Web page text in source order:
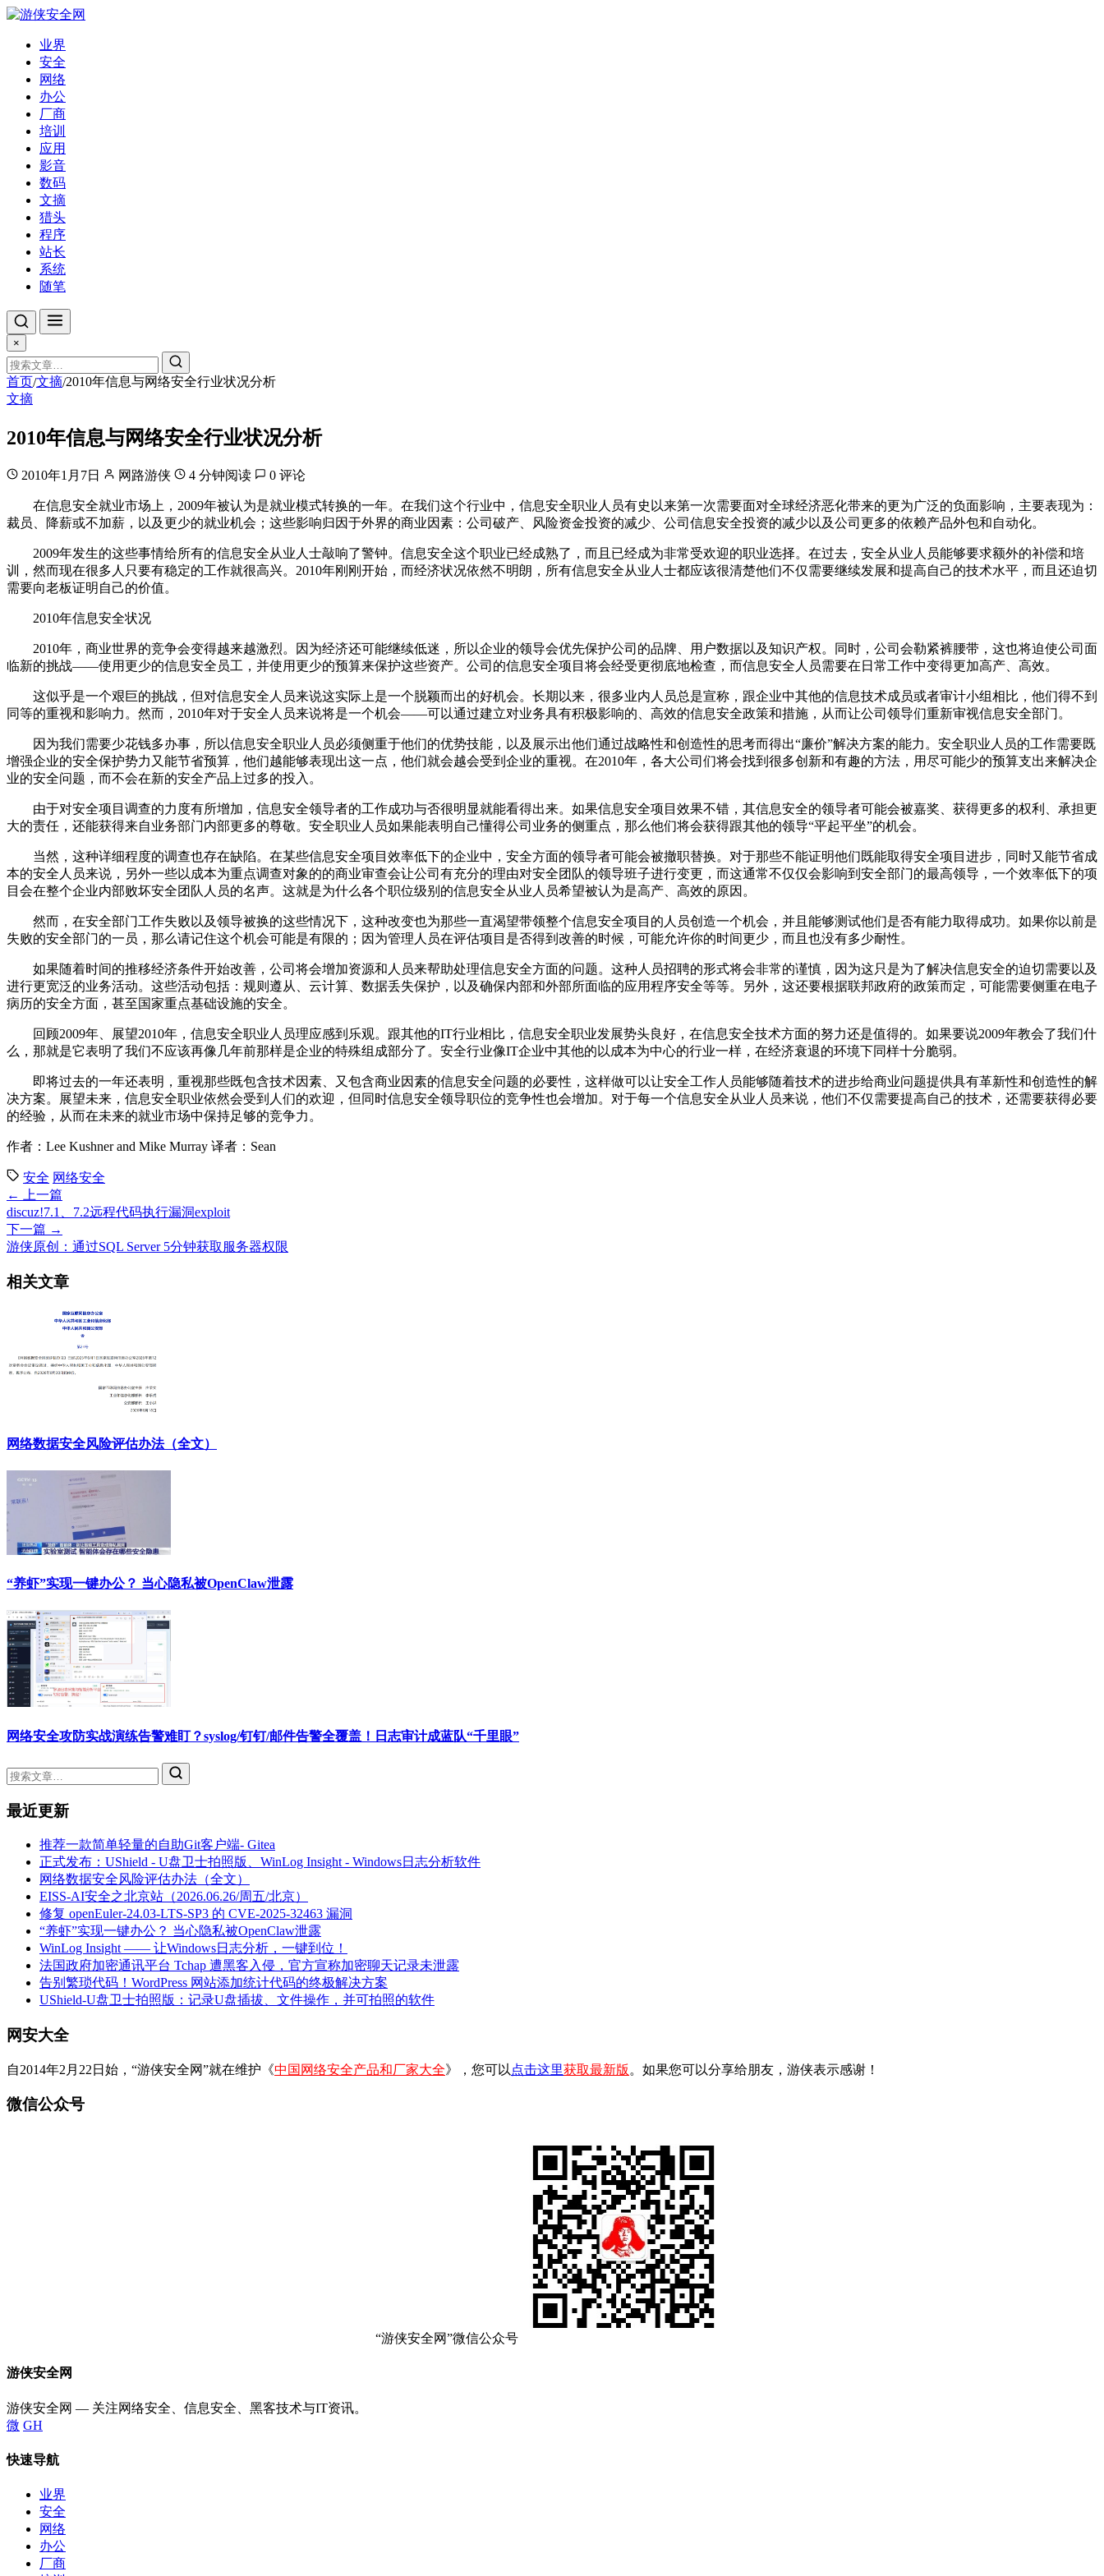
业界
安全
网络
办公
厂商
培训
应用
影音
数码
文摘
猎头
程序
站长
系统
随笔
×
首页/文摘/2010年信息与网络安全行业状况分析
文摘
2010年信息与网络安全行业状况分析
2010年1月7日 网路游侠 4 分钟阅读 0 评论
在信息安全就业市场上，2009年被认为是就业模式转换的一年。在我们这个行业中，信息安全职业人员有史以来第一次需要面对全球经济恶化带来的更为广泛的负面影响，主要表现为：
裁员、降薪或不加薪，以及更少的就业机会；这些影响归因于外界的商业因素：公司破产、风险资金投资的减少、公司信息安全投资的减少以及公司更多的依赖产品外包和自动化。
2009年发生的这些事情给所有的信息安全从业人士敲响了警钟。信息安全这个职业已经成熟了，而且已经成为非常受欢迎的职业选择。在过去，安全从业人员能够要求额外的补偿和培
训，然而现在很多人只要有稳定的工作就很高兴。2010年刚刚开始，而经济状况依然不明朗，所有信息安全从业人士都应该很清楚他们不仅需要继续发展和提高自己的技术水平，而且还迫切
需要向老板证明自己的价值。
2010年信息安全状况
2010年，商业世界的竞争会变得越来越激烈。因为经济还可能继续低迷，所以企业的领导会优先保护公司的品牌、用户数据以及知识产权。同时，公司会勒紧裤腰带，这也将迫使公司面
临新的挑战——使用更少的信息安全员工，并使用更少的预算来保护这些资产。公司的信息安全项目将会经受更彻底地检查，而信息安全人员需要在日常工作中变得更加高产、高效。
这似乎是一个艰巨的挑战，但对信息安全人员来说这实际上是一个脱颖而出的好机会。长期以来，很多业内人员总是宣称，跟企业中其他的信息技术成员或者审计小组相比，他们得不到
同等的重视和影响力。然而，2010年对于安全人员来说将是一个机会——可以通过建立对业务具有积极影响的、高效的信息安全政策和措施，从而让公司领导们重新审视信息安全部门。
因为我们需要少花钱多办事，所以信息安全职业人员必须侧重于他们的优势技能，以及展示出他们通过战略性和创造性的思考而得出“廉价”解决方案的能力。安全职业人员的工作需要既
增强企业的安全保护势力又能节省预算，他们越能够表现出这一点，他们就会越会受到企业的重视。在2010年，各大公司们将会找到很多创新和有趣的方法，用尽可能少的预算支出来解决企
业的安全问题，而不会在新的安全产品上过多的投入。
由于对安全项目调查的力度有所增加，信息安全领导者的工作成功与否很明显就能看得出来。如果信息安全项目效果不错，其信息安全的领导者可能会被嘉奖、获得更多的权利、承担更
大的责任，还能获得来自业务部门内部更多的尊敬。安全职业人员如果能表明自己懂得公司业务的侧重点，那么他们将会获得跟其他的领导“平起平坐”的机会。
当然，这种详细程度的调查也存在缺陷。在某些信息安全项目效率低下的企业中，安全方面的领导者可能会被撤职替换。对于那些不能证明他们既能取得安全项目进步，同时又能节省成
本的安全人员来说，另外一些以成本为重点调查对象的的商业审查会让公司有充分的理由对安全团队的领导班子进行变更，而这通常不仅仅会影响到安全部门的最高领导，一个效率低下的项
目会在整个企业内部败坏安全团队人员的名声。这就是为什么各个职位级别的信息安全从业人员希望被认为是高产、高效的原因。
然而，在安全部门工作失败以及领导被换的这些情况下，这种改变也为那些一直渴望带领整个信息安全项目的人员创造一个机会，并且能够测试他们是否有能力取得成功。如果你以前是
失败的安全部门的一员，那么请记住这个机会可能是有限的；因为管理人员在评估项目是否得到改善的时候，可能允许你的时间更少，而且也没有多少耐性。
如果随着时间的推移经济条件开始改善，公司将会增加资源和人员来帮助处理信息安全方面的问题。这种人员招聘的形式将会非常的谨慎，因为这只是为了解决信息安全的迫切需要以及
进行更宽泛的业务活动。这些活动包括：规则遵从、云计算、数据丢失保护，以及确保内部和外部所面临的应用程序安全等等。另外，这还要根据联邦政府的政策而定，可能需要侧重在电子
病历的安全方面，甚至国家重点基础设施的安全。
回顾2009年、展望2010年，信息安全职业人员理应感到乐观。跟其他的IT行业相比，信息安全职业发展势头良好，在信息安全技术方面的努力还是值得的。如果要说2009年教会了我们什
么，那就是它表明了我们不应该再像几年前那样是企业的特殊组成部分了。安全行业像IT企业中其他的以成本为中心的行业一样，在经济衰退的环境下同样十分脆弱。
即将过去的一年还表明，重视那些既包含技术因素、又包含商业因素的信息安全问题的必要性，这样做可以让安全工作人员能够随着技术的进步给商业问题提供具有革新性和创造性的解
决方案。展望未来，信息安全职业依然会受到人们的欢迎，但同时信息安全领导职位的竞争性也会增加。对于每一个信息安全从业人员来说，他们不仅需要提高自己的技术，还需要获得必要
的经验，从而在未来的就业市场中保持足够的竞争力。
作者：Lee Kushner and Mike Murray 译者：Sean
安全 网络安全
← 上一篇
discuz!7.1、7.2远程代码执行漏洞exploit
下一篇 →
游侠原创：通过SQL Server 5分钟获取服务器权限
相关文章
网络数据安全风险评估办法（全文）
“养虾”实现一键办公？ 当心隐私被OpenClaw泄露
网络安全攻防实战演练告警难盯？syslog/钉钉/邮件告警全覆盖！日志审计成蓝队“千里眼”
最近更新
推荐一款简单轻量的自助Git客户端- Gitea
正式发布：UShield - U盘卫士拍照版、WinLog Insight - Windows日志分析软件
网络数据安全风险评估办法（全文）
EISS-AI安全之北京站（2026.06.26/周五/北京）
修复 openEuler-24.03-LTS-SP3 的 CVE-2025-32463 漏洞
“养虾”实现一键办公？ 当心隐私被OpenClaw泄露
WinLog Insight —— 让Windows日志分析，一键到位！
法国政府加密通讯平台 Tchap 遭黑客入侵，官方宣称加密聊天记录未泄露
告别繁琐代码！WordPress 网站添加统计代码的终极解决方案
UShield-U盘卫士拍照版：记录U盘插拔、文件操作，并可拍照的软件
网安大全
自2014年2月22日始，“游侠安全网”就在维护《中国网络安全产品和厂家大全》，您可以 点击这里获取最新版 。如果您可以分享给朋友，游侠表示感谢！
微信公众号
“游侠安全网”微信公众号
游侠安全网
游侠安全网 — 关注网络安全、信息安全、黑客技术与IT资讯。
微 GH
快速导航
业界
安全
网络
办公
厂商